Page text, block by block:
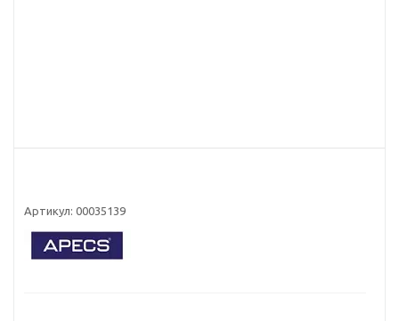
Артикул: 00035139